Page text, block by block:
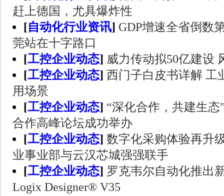
赶上德国，尤具爆炸性
[自动化行业资讯] GDP增速全省倒数
莞站在十字路口
[工控企业动态] 威力传动拟50亿建设
[工控企业动态] 西门子白皮书详解 工
用场景
[工控企业动态] “深化合作，共建生态
合作高峰论坛成功举办
[工控企业动态] 数字化采购体验再升
业事业部与云汉芯城强强联手
[工控企业动态] 罗克韦尔自动化推出
Logix Designer® V35